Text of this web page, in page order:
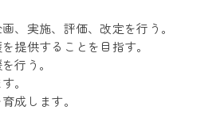
、実施、評価、改定を行う。
提供することを目指す。
行う。
。
成します。